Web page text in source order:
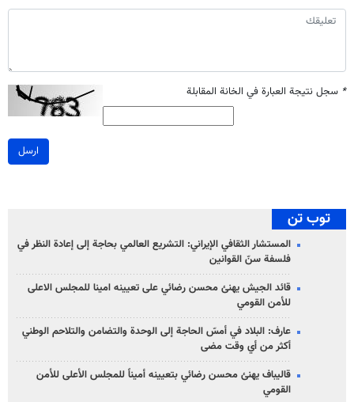
* سجل نتيجة العبارة في الخانة المقابلة
ارسل
توب تن
المستشار الثقافي الإيراني: التشريع العالمي بحاجة إلى إعادة النظر في
فلسفة سنّ القوانين
قائد الجيش يهنئ محسن رضائي على تعيينه امينا للمجلس الاعلى
للأمن القومي
عارف: البلاد في أمسّ الحاجة إلى الوحدة والتضامن والتلاحم الوطني
أكثر من أي وقت مضى
قاليباف يهنئ محسن رضائي بتعيينه أميناً للمجلس الأعلى للأمن
القومي